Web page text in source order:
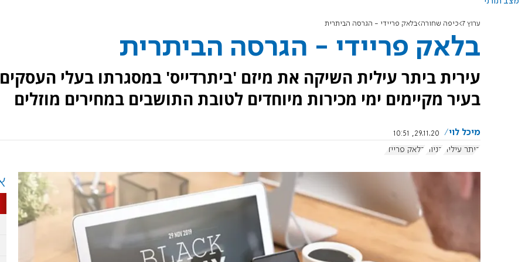
ערוץ 7 כיפה שחורה בלאק פריידי - הגרסה הביתרית
בלאק פריידי - הגרסה הביתרית
עירית ביתר עילית השיקה את מיזם 'ביתרדייס' במסגרתו בעלי העסקים
בעיר מקיימים ימי מכירות מיוחדים לטובת התושבים במחירים מוזלים
מיכל לוי
29.11.20, 10:51
ביתר עילית
קניות בלאק פריידי